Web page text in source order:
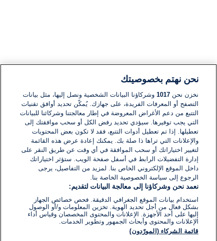
وأضاف ترامب "يجب أن يكون هذا الانتصار نهاية لنكتة
حملة مايك بلومبيرغ، بعد أسوأ أداء للنقاش في تاريخ
المناظرات الرئاسية".
ومن جهة أخرى، أعلن الملياردير توم ستاير، خروجه من
السباق للفوز بترشيح الحزب الديمقراطي للانتخابات
الرئاسية الاميركية بعد حصوله على نتائج "مخيبة للامال".
وحل ستاير البالغ من العمر 62 عاما ثالثا بالانتخابات
التمهيدية للحزب الديمقراطي في ساوث كارولاينا، وقال
ستاير لمؤيديه "لقد شعرنا بالخيبة حيال نتيجتنا، سبق لي
ان قلت انني اذا لم ار طريقا نحو الفوز فسانهي
ترشيحي". واضاف "انا لا ارى طريقا للفوز بالرئاسة".
نحن نهتم بخصوصيتك
نخزن نحن1017 وشركاؤنا البيانات الشخصية ونصل إليها، مثل بيانات
التصفح أو المعرفات الفريدة، على جهازك. يُمكّن تحديد أوافق تقنيات
التتبع من دعم الأغراض المعروضة في إطار معالجتنا وشركائنا للبيانات
التي يجب توفيرها. سيؤدي تحديد رفض الكل أو سحب موافقتك إلى
تعطيلها. إذا تم تعطيل أدوات التتبع، فقد لا تكون بعض المحتويات
والإعلانات التي تراها ذا صلة بك. يمكنك إعادة عرض هذه القائمة
لتغيير اختياراتك أو سحب الموافقة في أي وقت عن طريق النقر على
إدارة التفضيلات الرابط في أسفل صفحة الويب. ستؤثر اختياراتك
داخل الموقع الإلكتروني الخاص بنا. لمزيد من التفاصيل، يرجى
الرجوع إلى سياسة الخصوصية الخاصة بنا.
نعمد نحن وشركاؤنا إلى معالجة البيانات لتقديم:
استخدام بيانات الموقع الجغرافي الدقيقة. فحص خصائص الجهاز
بشكل فعال من أجل تحديد الهوية. تخزين المعلومات و/أو الوصول
إليها على أحد الأجهزة. الإعلانات والمحتوى المخصصان وقياس أداء
الإعلانات والمحتوى وأبحاث الجمهور وتطوير الخدمات.
قائمة الشركاء (المورّدون)